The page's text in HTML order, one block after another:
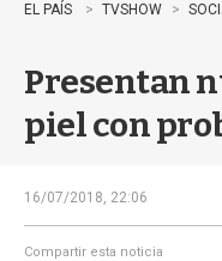
EL PAÍS TVSHOW
Presentan
piel con
16/07/2018, 22:06
Compartir esta noticia